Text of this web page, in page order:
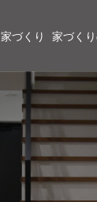
家づくり 家づく